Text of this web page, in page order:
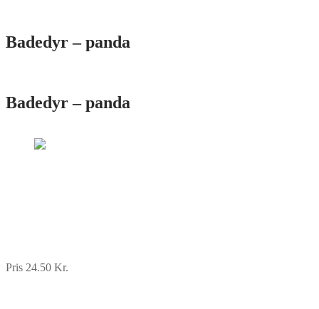
Badedyr – panda
Badedyr – panda
Pris 24.50 Kr.